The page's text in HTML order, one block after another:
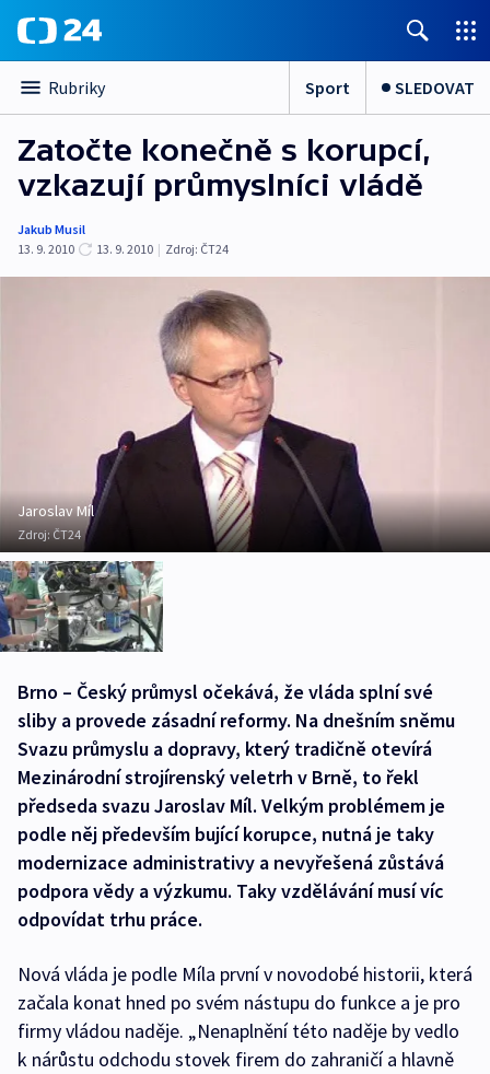
Rubriky Sport SLEDOVAT
Zatočte konečně s korupcí,
vzkazují průmyslníci vládě
Jakub Musil
13. 9. 2010
13. 9. 2010 | Zdroj: ČT24
Jaroslav Míl
Zdroj:ČT24
Brno – Český průmysl očekává, že vláda splní své
sliby a provede zásadní reformy. Na dnešním sněmu
Svazu průmyslu a dopravy, který tradičně otevírá
Mezinárodní strojírenský veletrh v Brně, to řekl
předseda svazu Jaroslav Míl. Velkým problémem je
podle něj především bující korupce, nutná je taky
modernizace administrativy a nevyřešená zůstává
podpora vědy a výzkumu. Taky vzdělávání musí víc
odpovídat trhu práce.
Nová vláda je podle Míla první v novodobé historii, která
začala konat hned po svém nástupu do funkce a je pro
firmy vládou naděje. „Nenaplnění této naděje by vedlo
k nárůstu odchodu stovek firem do zahraničí a hlavně